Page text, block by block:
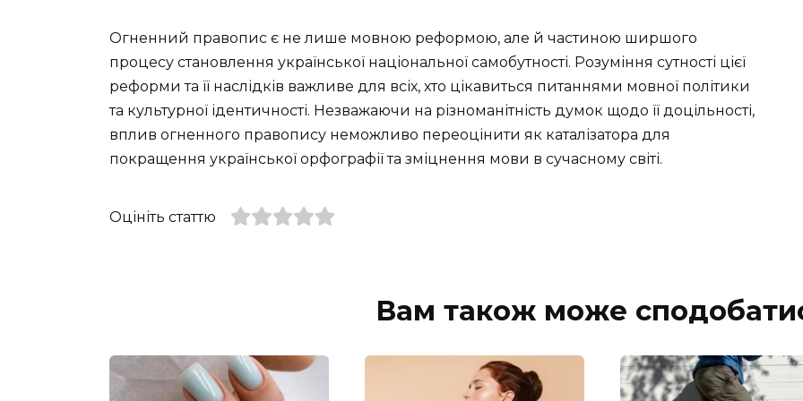
Огненний правопис є не лише мовною реформою, але й частиною ширшого
процесу становлення української національної самобутності. Розуміння сутності цієї
реформи та її наслідків важливе для всіх, хто цікавиться питаннями мовної політики
та культурної ідентичності. Незважаючи на різноманітність думок щодо її доцільності,
вплив огненного правопису неможливо переоцінити як каталізатора для
покращення української орфографії та зміцнення мови в сучасному світі.
Оцініть статтю
Вам також може